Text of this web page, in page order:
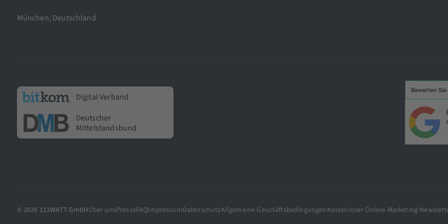
München, Deutschland
Digital Verband
Deutscher
Mittelstandsbund
© 2026 121WATT GmbHÜber unsPresseFAQImpressumDatenschutzAllgemeine GeschäftsbedingungenKostenloser Online-Marketing-